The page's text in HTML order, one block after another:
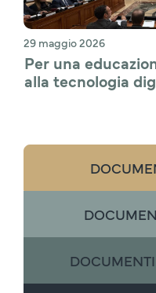
29 maggio 2026
Per una
alla tecnologia